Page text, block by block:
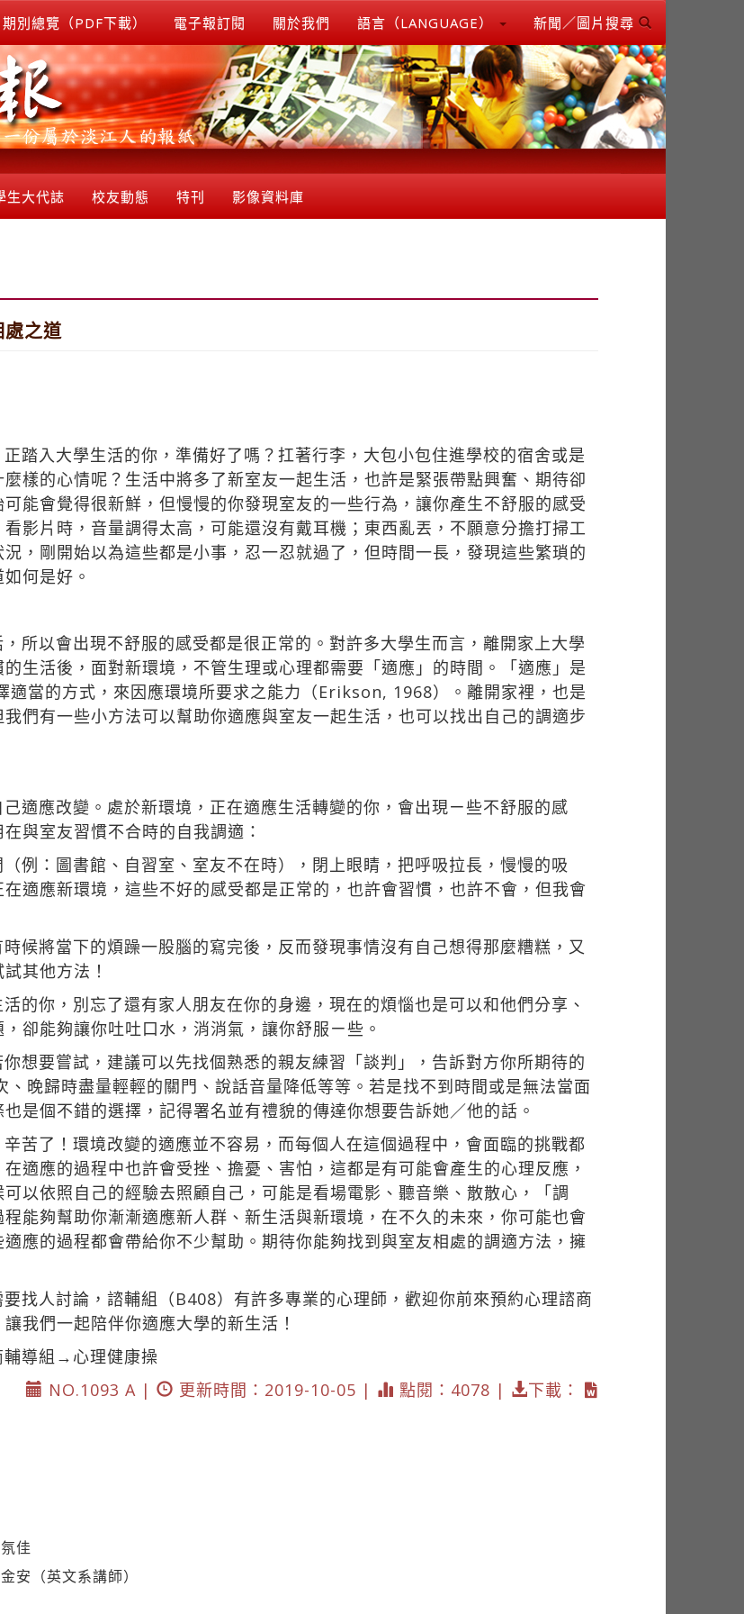
期別總覽（PDF下載） 電子報訂閱 關於我們 語言（LANGUAGE） 新聞／圖片搜尋
生大代誌 校友動態 特刊 影像資料庫
之道
踏入大學生活的你，準備好了嗎？扛著行李，大包小包住進學校的宿舍或是
樣的心情呢？生活中將多了新室友一起生活，也許是緊張帶點興奮、期待卻
能會覺得很新鮮，但慢慢的你發現室友的一些行為，讓你產生不舒服的感受
影片時，音量調得太高，可能還沒有戴耳機；東西亂丟，不願意分擔打掃工
，剛開始以為這些都是小事，忍一忍就過了，但時間一長，發現這些繁瑣的
何是好。
所以會出現不舒服的感受都是很正常的。對許多大學生而言，離開家上大學
生活後，面對新環境，不管生理或心理都需要「適應」的時間。「適應」是
適當的方式，來因應環境所要求之能力（Erikson, 1968）。離開家裡，也是
們有一些小方法可以幫助你適應與室友一起生活，也可以找出自己的調適步
適應改變。處於新環境，正在適應生活轉變的你，會出現ㄧ些不舒服的感
與室友習慣不合時的自我調適：
例：圖書館、自習室、室友不在時），閉上眼睛，把呼吸拉長，慢慢的吸
適應新環境，這些不好的感受都是正常的，也許會習慣，也許不會，但我會
候將當下的煩躁一股腦的寫完後，反而發現事情沒有自己想得那麼糟糕，又
其他方法！
的你，別忘了還有家人朋友在你的身邊，現在的煩惱也是可以和他們分享、
卻能夠讓你吐吐口水，消消氣，讓你舒服ㄧ些。
想要嘗試，建議可以先找個熟悉的親友練習「談判」，告訴對方你所期待的
晚歸時盡量輕輕的關門、說話音量降低等等。若是找不到時間或是無法當面
是個不錯的選擇，記得署名並有禮貌的傳達你想要告訴她／他的話。
苦了！環境改變的適應並不容易，而每個人在這個過程中，會面臨的挑戰都
適應的過程中也許會受挫、擔憂、害怕，這都是有可能會產生的心理反應，
以依照自己的經驗去照顧自己，可能是看場電影、聽音樂、散散心，「調
能夠幫助你漸漸適應新人群、新生活與新環境，在不久的未來，你可能也會
應的過程都會帶給你不少幫助。期待你能夠找到與室友相處的調適方法，擁
找人討論，諮輔組（B408）有許多專業的心理師，歡迎你前來預約心理諮商
我們一起陪伴你適應大學的新生活！
導組→心理健康操
NO.1093 A |
更新時間：2019-10-05 | 點閱：4078 | 下載：
佳
安（英文系講師）